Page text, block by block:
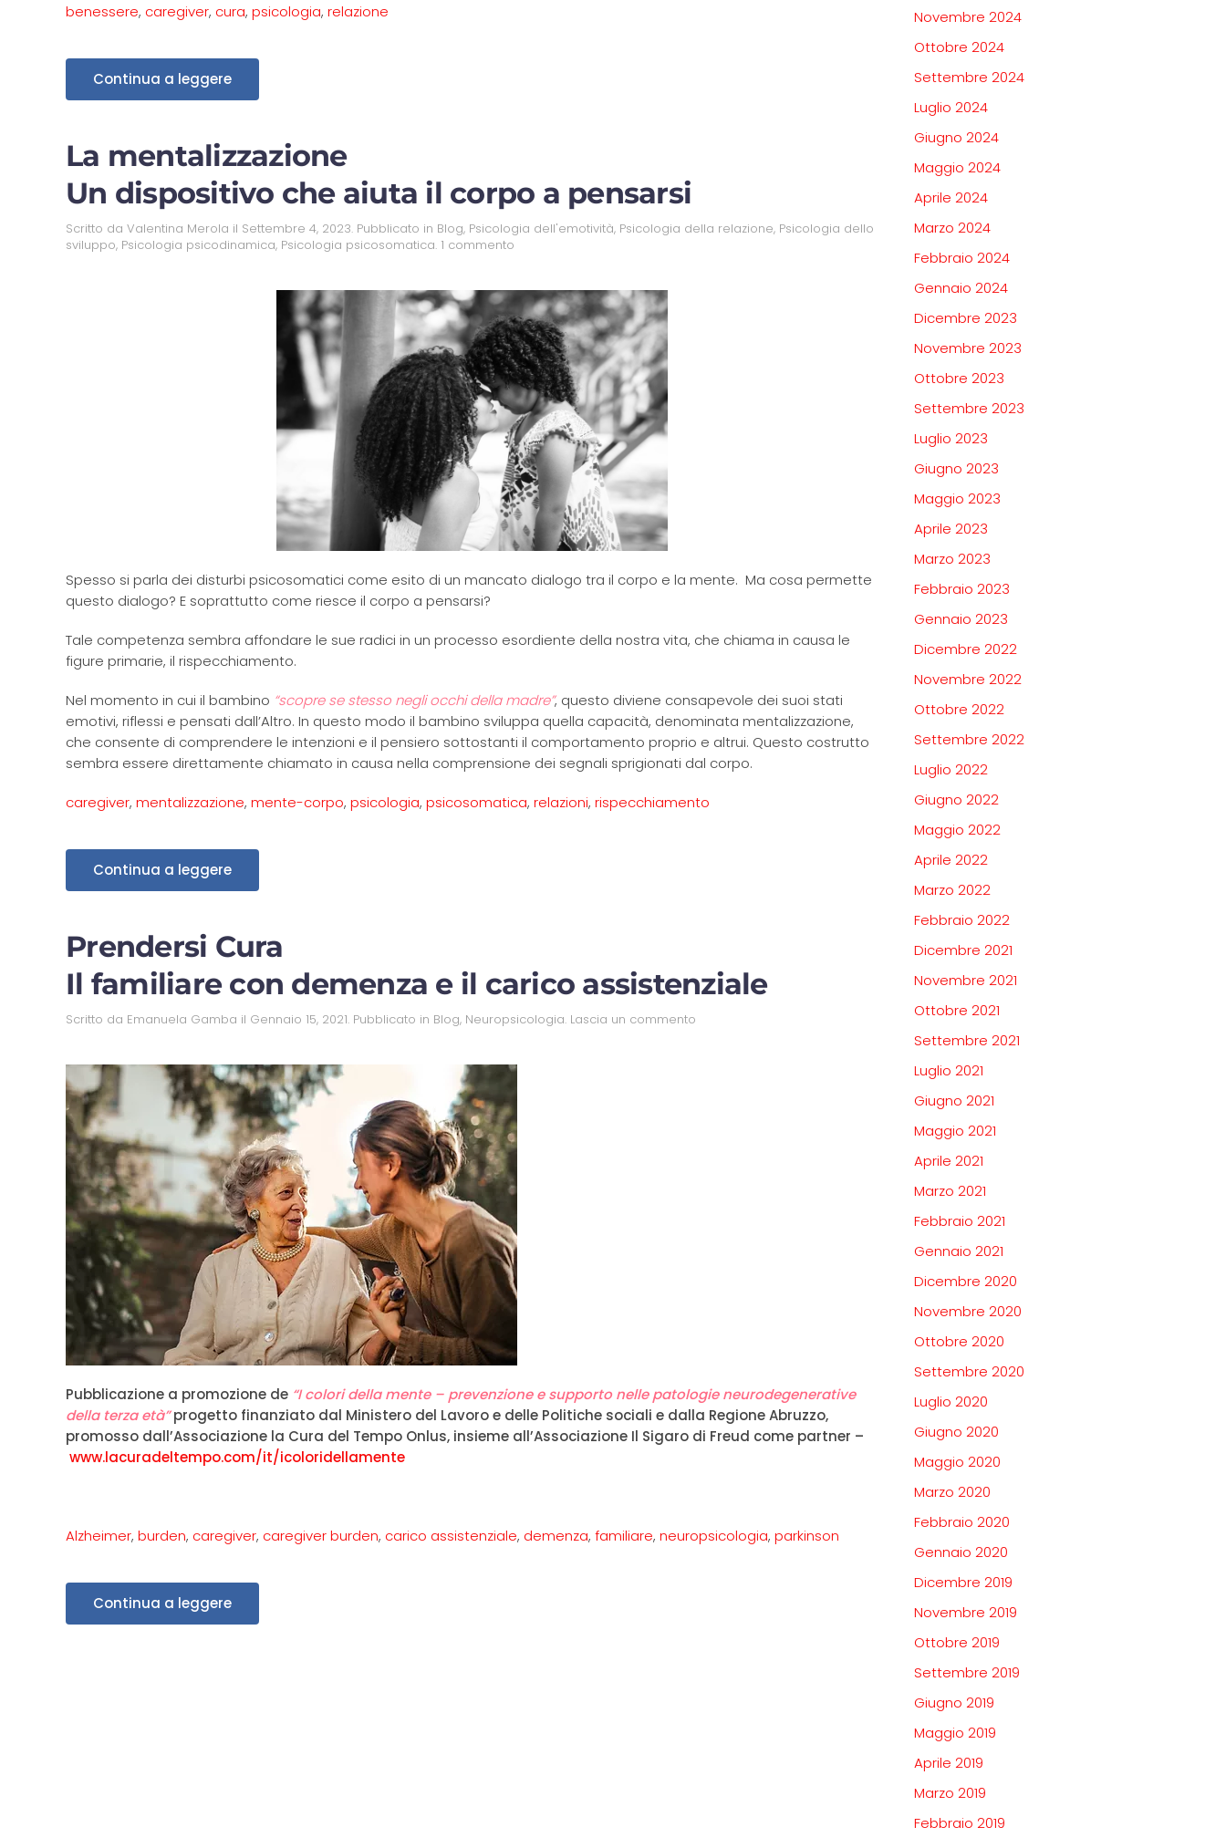
benessere, caregiver, cura, psicologia, relazione
Continua a leggere
La mentalizzazione
Un dispositivo che aiuta il corpo a pensarsi
Scritto da Valentina Merola il Settembre 4, 2023. Pubblicato in Blog, Psicologia dell'emotività, Psicologia della relazione, Psicologia dello
sviluppo, Psicologia psicodinamica, Psicologia psicosomatica. 1 commento
Spesso si parla dei disturbi psicosomatici come esito di un mancato dialogo tra il corpo e la mente. Ma cosa permette
questo dialogo? E soprattutto come riesce il corpo a pensarsi?
Tale competenza sembra affondare le sue radici in un processo esordiente della nostra vita, che chiama in causa le
figure primarie, il rispecchiamento.
Nel momento in cui il bambino “scopre se stesso negli occhi della madre”, questo diviene consapevole dei suoi stati
emotivi, riflessi e pensati dall’Altro. In questo modo il bambino sviluppa quella capacità, denominata mentalizzazione,
che consente di comprendere le intenzioni e il pensiero sottostanti il comportamento proprio e altrui. Questo costrutto
sembra essere direttamente chiamato in causa nella comprensione dei segnali sprigionati dal corpo.
caregiver, mentalizzazione, mente-corpo, psicologia, psicosomatica, relazioni, rispecchiamento
Continua a leggere
Prendersi Cura
Il familiare con demenza e il carico assistenziale
Scritto da Emanuela Gamba il Gennaio 15, 2021. Pubblicato in Blog, Neuropsicologia. Lascia un commento
Pubblicazione a promozione de “I colori della mente – prevenzione e supporto nelle patologie neurodegenerative
della terza età”progetto finanziato dal Ministero del Lavoro e delle Politiche sociali e dalla Regione Abruzzo,
promosso dall’Associazione la Cura del Tempo Onlus, insieme all’Associazione Il Sigaro di Freud come partner –
www.lacuradeltempo.com/it/icoloridellamente
Alzheimer, burden, caregiver, caregiver burden, carico assistenziale, demenza, familiare, neuropsicologia, parkinson
Continua a leggere
Novembre 2024
Ottobre 2024
Settembre 2024
Luglio 2024
Giugno 2024
Maggio 2024
Aprile 2024
Marzo 2024
Febbraio 2024
Gennaio 2024
Dicembre 2023
Novembre 2023
Ottobre 2023
Settembre 2023
Luglio 2023
Giugno 2023
Maggio 2023
Aprile 2023
Marzo 2023
Febbraio 2023
Gennaio 2023
Dicembre 2022
Novembre 2022
Ottobre 2022
Settembre 2022
Luglio 2022
Giugno 2022
Maggio 2022
Aprile 2022
Marzo 2022
Febbraio 2022
Dicembre 2021
Novembre 2021
Ottobre 2021
Settembre 2021
Luglio 2021
Giugno 2021
Maggio 2021
Aprile 2021
Marzo 2021
Febbraio 2021
Gennaio 2021
Dicembre 2020
Novembre 2020
Ottobre 2020
Settembre 2020
Luglio 2020
Giugno 2020
Maggio 2020
Marzo 2020
Febbraio 2020
Gennaio 2020
Dicembre 2019
Novembre 2019
Ottobre 2019
Settembre 2019
Giugno 2019
Maggio 2019
Aprile 2019
Marzo 2019
Febbraio 2019